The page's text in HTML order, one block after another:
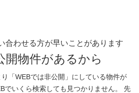
合わせる方が早いことがあります
開物件があるから
「WEBでは非公開」にしている物件が
でいくら検索しても見つかりません。 先